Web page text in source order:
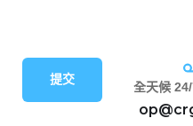
提交 全天候